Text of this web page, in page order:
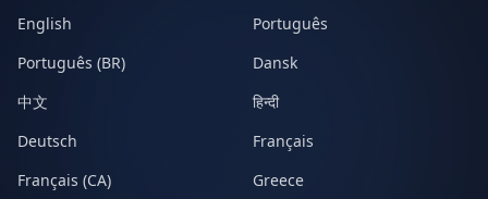
English
Português
Português (BR)
Dansk
中文
हिन्दी
Deutsch
Français
Français (CA)
Greece